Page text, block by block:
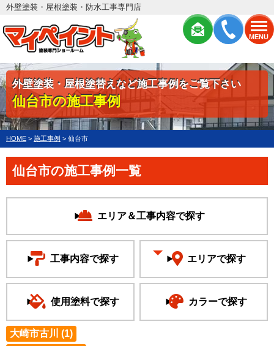
MENU
外壁塗装・屋根塗装・防水工事専門店
外壁塗装・屋根塗替えなど施工事例をご覧下さい
仙台市の施工事例
HOME > 施工事例 > 仙台市
仙台市の施工事例一覧
エリア＆工事内容で探す
工事内容で探す エリアで探す
大崎市古川 (1)
使用塗料で探す カラーで探す